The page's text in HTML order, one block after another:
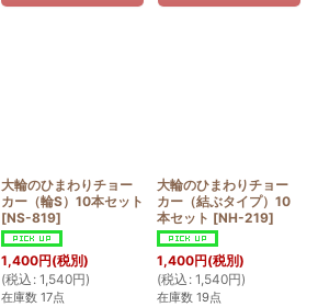
大輪のひまわりチョー
カー（輪S）10本セット
[NS-819]
1,400円(税別)
(税込 : 1,540円)
在庫数 17点
大輪のひまわりチョー
カー（結ぶタイプ）10
本セット [NH-219]
1,400円(税別)
(税込 : 1,540円)
在庫数 19点